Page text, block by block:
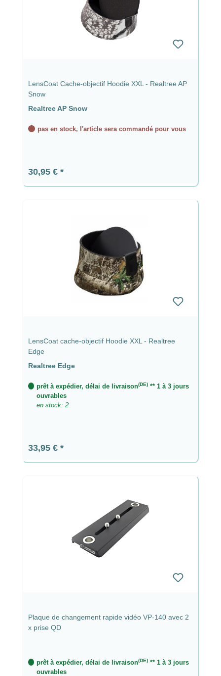
LensCoat Cache-objectif Hoodie XXL - Realtree AP
Snow
Realtree AP Snow
pas en stock, l'article sera commandé pour vous
Prix régulier :
30,95 €
LensCoat cache-objectif Hoodie XXL - Realtree
Edge
Realtree Edge
prêt à expédier, délai de livraison(DE)** 1 à 3 jours
ouvrables
en stock: 2
Prix régulier :
33,95 €
Plaque de changement rapide vidéo VP-140 avec 2
x prise QD
prêt à expédier, délai de livraison(DE)** 1 à 3 jours
ouvrables